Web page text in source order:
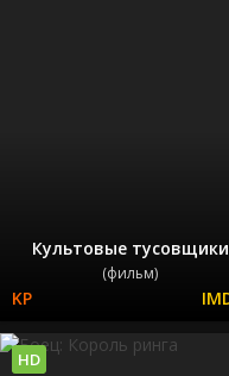
Культовые тусовщики
(фильм)
HD